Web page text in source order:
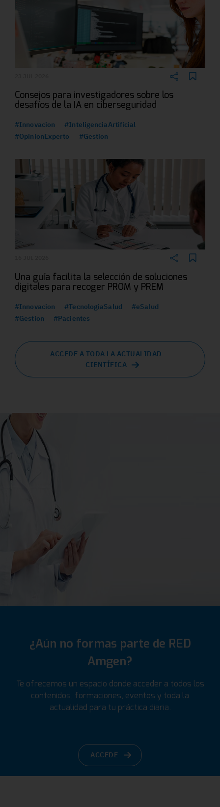
Consejos para investigadores sobre los
desafíos de la IA en ciberseguridad
#Innovacion
#InteligenciaArtificial
#OpinionExperto
#Gestion
Una guía facilita la selección de soluciones
digitales para recoger PROM y PREM
#Innovacion #TecnologiaSalud
#eSalud
#Gestion
#Pacientes
ACCEDE A TODA LA ACTUALIDAD
CIENTÍFICA
¿Aún no formas parte de RED
Amgen?
Te ofrecemos un espacio donde acceder a todos los
contenidos, formaciones, eventos y toda la
actualidad para tu práctica diaria.
ACCEDE